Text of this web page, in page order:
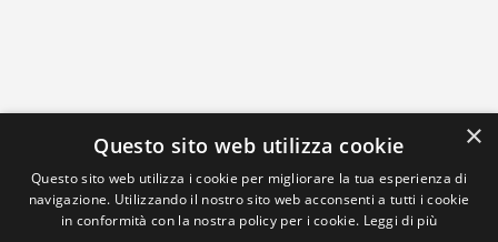
×
Questo sito web utilizza cookie
Questo sito web utilizza i cookie per migliorare la tua esperienza di
navigazione. Utilizzando il nostro sito web acconsenti a tutti i cookie
in conformità con la nostra policy per i cookie. Leggi di più